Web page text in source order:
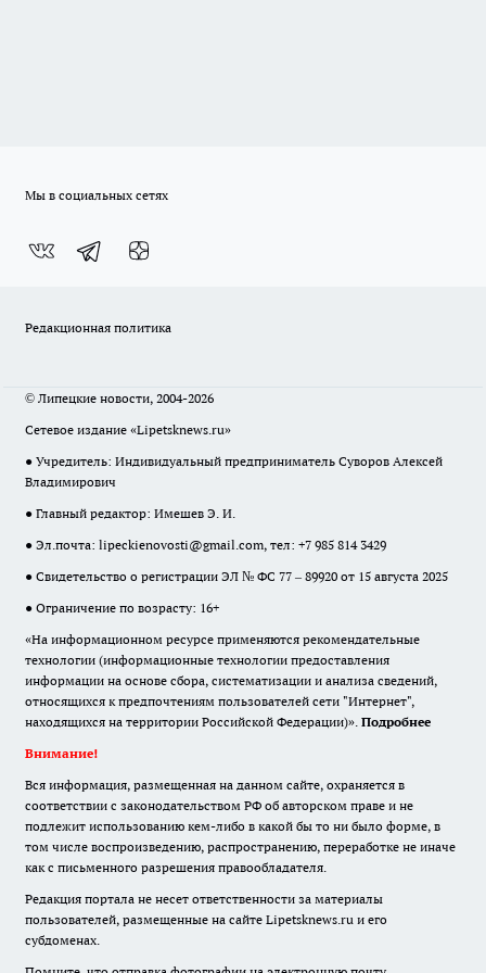
Мы в социальных сетях
Редакционная политика
© Липецкие новости, 2004-2026
Сетевое издание «Lipetsknews.ru»
● Учредитель: Индивидуальный предприниматель Суворов Алексей
Владимирович
● Главный редактор: Имешев Э. И.
● Эл.почта: lipeckienovosti@gmail.com, тел: +7 985 814 3429
● Свидетельство о регистрации ЭЛ № ФС 77 – 89920 от 15 августа 2025
● Ограничение по возрасту: 16+
«На информационном ресурсе применяются рекомендательные
технологии (информационные технологии предоставления
информации на основе сбора, систематизации и анализа сведений,
относящихся к предпочтениям пользователей сети "Интернет",
находящихся на территории Российской Федерации)». Подробнее
Внимание!
Вся информация, размещенная на данном сайте, охраняется в
соответствии с законодательством РФ об авторском праве и не
подлежит использованию кем-либо в какой бы то ни было форме, в
том числе воспроизведению, распространению, переработке не иначе
как с письменного разрешения правообладателя.
Редакция портала не несет ответственности за материалы
пользователей, размещенные на сайте Lipetsknews.ru и его
субдоменах.